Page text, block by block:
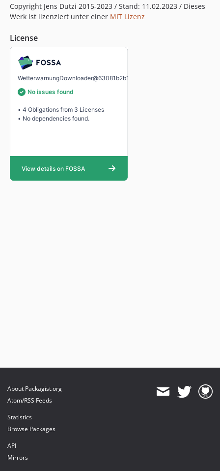
Copyright Jens Dutzi 2015-2023 / Stand: 11.02.2023 / Dieses
Werk ist lizenziert unter einer MIT Lizenz
License
About Packagist.org
Atom/RSS Feeds
Statistics
Browse Packages
API
Mirrors